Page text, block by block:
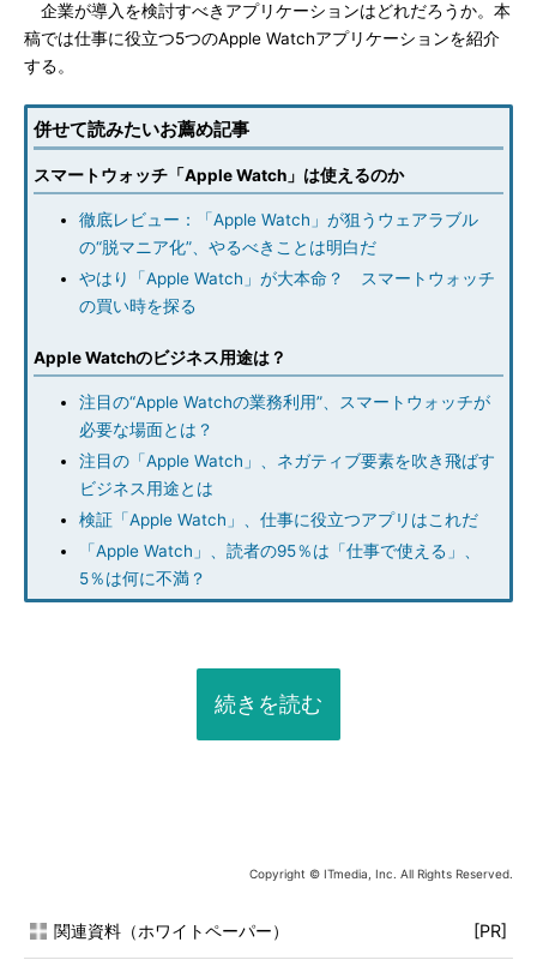
企業が導入を検討すべきアプリケーションはどれだろうか。本
稿では仕事に役立つ5つのApple Watchアプリケーションを紹介
する。
併せて読みたいお薦め記事
スマートウォッチ「Apple Watch」は使えるのか
徹底レビュー：「Apple Watch」が狙うウェアラブル
の“脱マニア化”、やるべきことは明白だ
やはり「Apple Watch」が大本命？ スマートウォッチ
の買い時を探る
Apple Watchのビジネス用途は？
注目の“Apple Watchの業務利用”、スマートウォッチが
必要な場面とは？
注目の「Apple Watch」、ネガティブ要素を吹き飛ばす
ビジネス用途とは
検証「Apple Watch」、仕事に役立つアプリはこれだ
「Apple Watch」、読者の95％は「仕事で使える」、
5％は何に不満？
続きを読む
Copyright © ITmedia, Inc. All Rights Reserved.
関連資料（ホワイトペーパー） [PR]